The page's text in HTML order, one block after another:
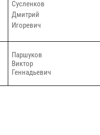
Сусленков
Дмитрий
Игоревич
Паршуков
Виктор
Геннадьевич